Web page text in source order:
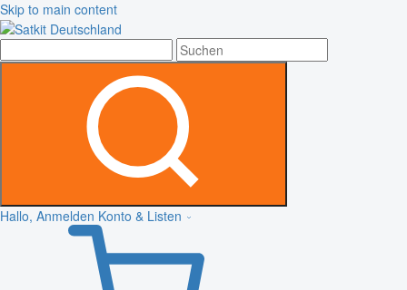
Skip to main content
Hallo, Anmelden Konto & Listen